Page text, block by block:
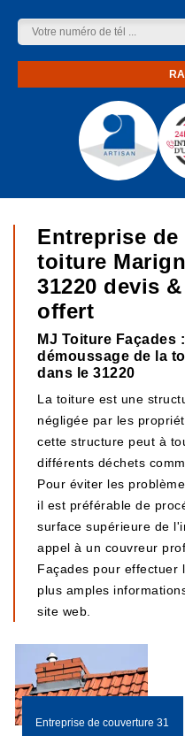
Entreprise de
toiture
31220 devis
offert
MJ Toiture Façades
démoussage de la
dans le 31220
La toiture est une
négligée par les
cette structure peut à
différents déchets
Pour éviter les
il est préférable de
surface supérieure de
appel à un couvreur
Façades pour effectuer
plus amples
site web.
Entreprise de couverture 31